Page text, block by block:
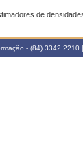
de
- (84) 3342